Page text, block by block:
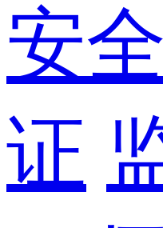
安
证